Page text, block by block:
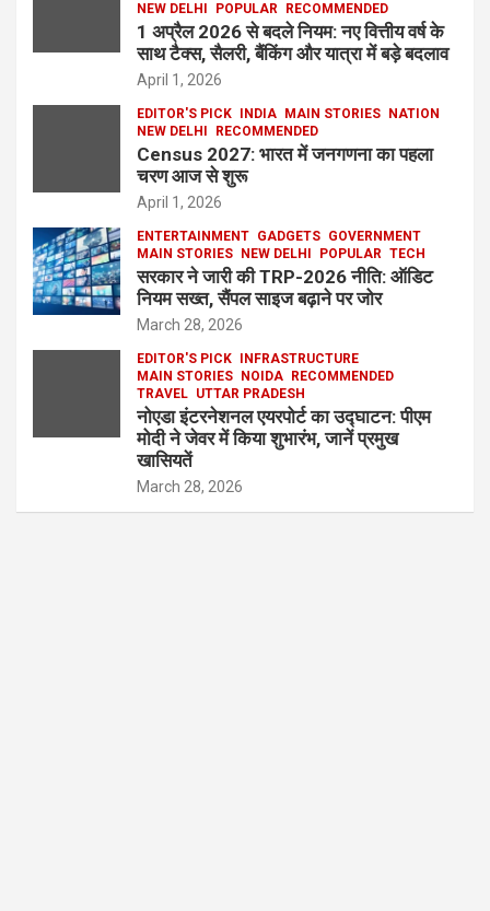
NEW DELHI
POPULAR RECOMMENDED
1 अप्रैल 2026 से बदले नियम: नए वित्तीय वर्ष के
साथ टैक्स, सैलरी, बैंकिंग और यात्रा में बड़े बदलाव
April 1, 2026
EDITOR'S PICK INDIA MAIN STORIES
NATION
NEW DELHI
RECOMMENDED
Census 2027: भारत में जनगणना का पहला
चरण आज से शुरू
April 1, 2026
ENTERTAINMENT GADGETS GOVERNMENT
MAIN STORIES
NEW DELHI POPULAR TECH
सरकार ने जारी की TRP-2026 नीति: ऑडिट
नियम सख्त, सैंपल साइज बढ़ाने पर जोर
March 28, 2026
EDITOR'S PICK
INFRASTRUCTURE
MAIN STORIES
NOIDA
RECOMMENDED
TRAVEL UTTAR PRADESH
नोएडा इंटरनेशनल एयरपोर्ट का उद्घाटन: पीएम
मोदी ने जेवर में किया शुभारंभ, जानें प्रमुख
खासियतें
March 28, 2026